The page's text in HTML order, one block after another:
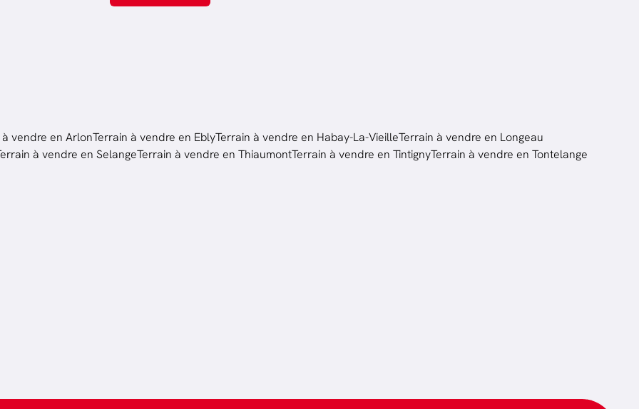
vendre en ArlonTerrain à vendre en EblyTerrain à vendre en Habay-La-VieilleTerrain à vendre en Longeau
à vendre en SelangeTerrain à vendre en ThiaumontTerrain à vendre en TintignyTerrain à vendre en Tontelange